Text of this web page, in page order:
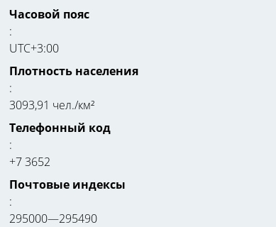
Часовой пояс
:
UTC+3:00
Плотность населения
:
3093,91 чел./км²
Телефонный код
:
+7 3652
Почтовые индексы
:
295000—295490